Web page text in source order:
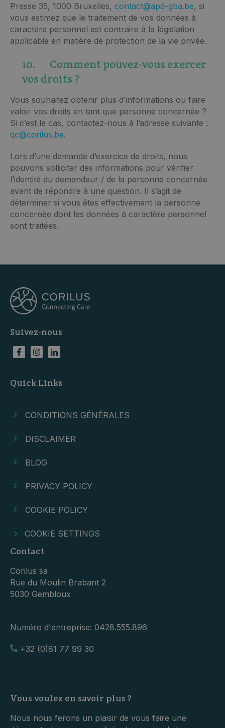
Presse 35, 1000 Bruxelles, contact@apd-gba.be, si
vous estimez que le traitement de vos données à
caractère personnel est contraire à la législation
applicable en matière de protection de la vie privée.
10. Comment pouvez-vous exercer
vos droits ?
Vous souhaitez obtenir plus d’informations ou faire
valoir vos droits en tant que personne concernée ?
Si c’est le cas, contactez-nous à l’adresse suivante :
qc@corilus.be.
Lors d’une demande d’exercice de droits, nous
pouvons solliciter des informations pour vérifier
l’identité du demandeur / de la personne concernée
avant de répondre à une question. Il s’agit de
déterminer si vous êtes effectivement la personne
concernée dont les données à caractère personnel
sont traitées.
Suivez-nous
Quick Links
CONDITIONS GÉNÉRALES
DISCLAIMER
BLOG
PRIVACY POLICY
COOKIE POLICY
COOKIE SETTINGS
Contact
Corilus sa
Rue du Moulin Brabant 2
5030 Gembloux
Numéro d'entreprise: 0428.555.896
+32 (0)81 77 99 30
Vous voulez en savoir plus ?
Nous nous ferons un plaisir de vous faire une